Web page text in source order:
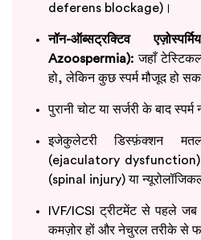
deferens blockage)।
नॉन-ऑब्सट्रक्टिव
Azoospermia): जहाँ
हो, लेकिन कुछ स्पर्म मौजूद हो
पुरानी चोट या सर्जरी के बाद स्पर्म
इजेकुलेटरी डिस्फ़ंक्शन
(ejaculatory
(spinal injury) या
IVF/ICSI ट्रीटमेंट से पहले जब
कमज़ोर हों और नेचुरल तरीके से